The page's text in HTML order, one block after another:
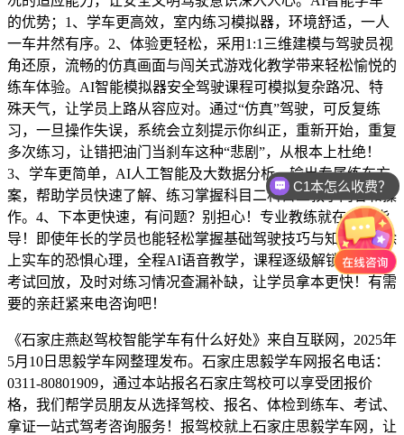
的优势；1、学车更高效，室内练习模拟器，环境舒适，一人
一车井然有序。2、体验更轻松，采用1:1三维建模与驾驶员视
角还原，流畅的仿真画面与闯关式游戏化教学带来轻松愉悦的
练车体验。AI智能模拟器安全驾驶课程可模拟复杂路况、特
殊天气，让学员上路从容应对。通过“仿真”驾驶，可反复练
习，一旦操作失误，系统会立刻提示你纠正，重新开始，重复
多次练习，让错把油门当刹车这种“悲剧”，从根本上杜绝！
3、学车更简单，AI人工智能及大数据分析，输出专属练车方
案，帮助学员快速了解、练习掌握科目二科目三教学内容和操
作。4、下本更快速，有问题？别担心！专业教练就在一旁指
导！即使年长的学员也能轻松掌握基础驾驶技巧与知识，消除
上实车的恐惧心理，全程AI语音教学，课程逐级解锁，支持
考试回放，及时对练习情况查漏补缺，让学员拿本更快！有需
要的亲赶紧来电咨询吧！
《石家庄燕赵驾校智能学车有什么好处》来自互联网，2025年
5月10日思毅学车网整理发布。石家庄思毅学车网报名电话：
0311-80801909，通过本站报名石家庄驾校可以享受团报价
格，我们帮学员朋友从选择驾校、报名、体检到练车、考试、
拿证一站式驾考咨询服务！报驾校就上石家庄思毅学车网，让
C1本怎么收费？